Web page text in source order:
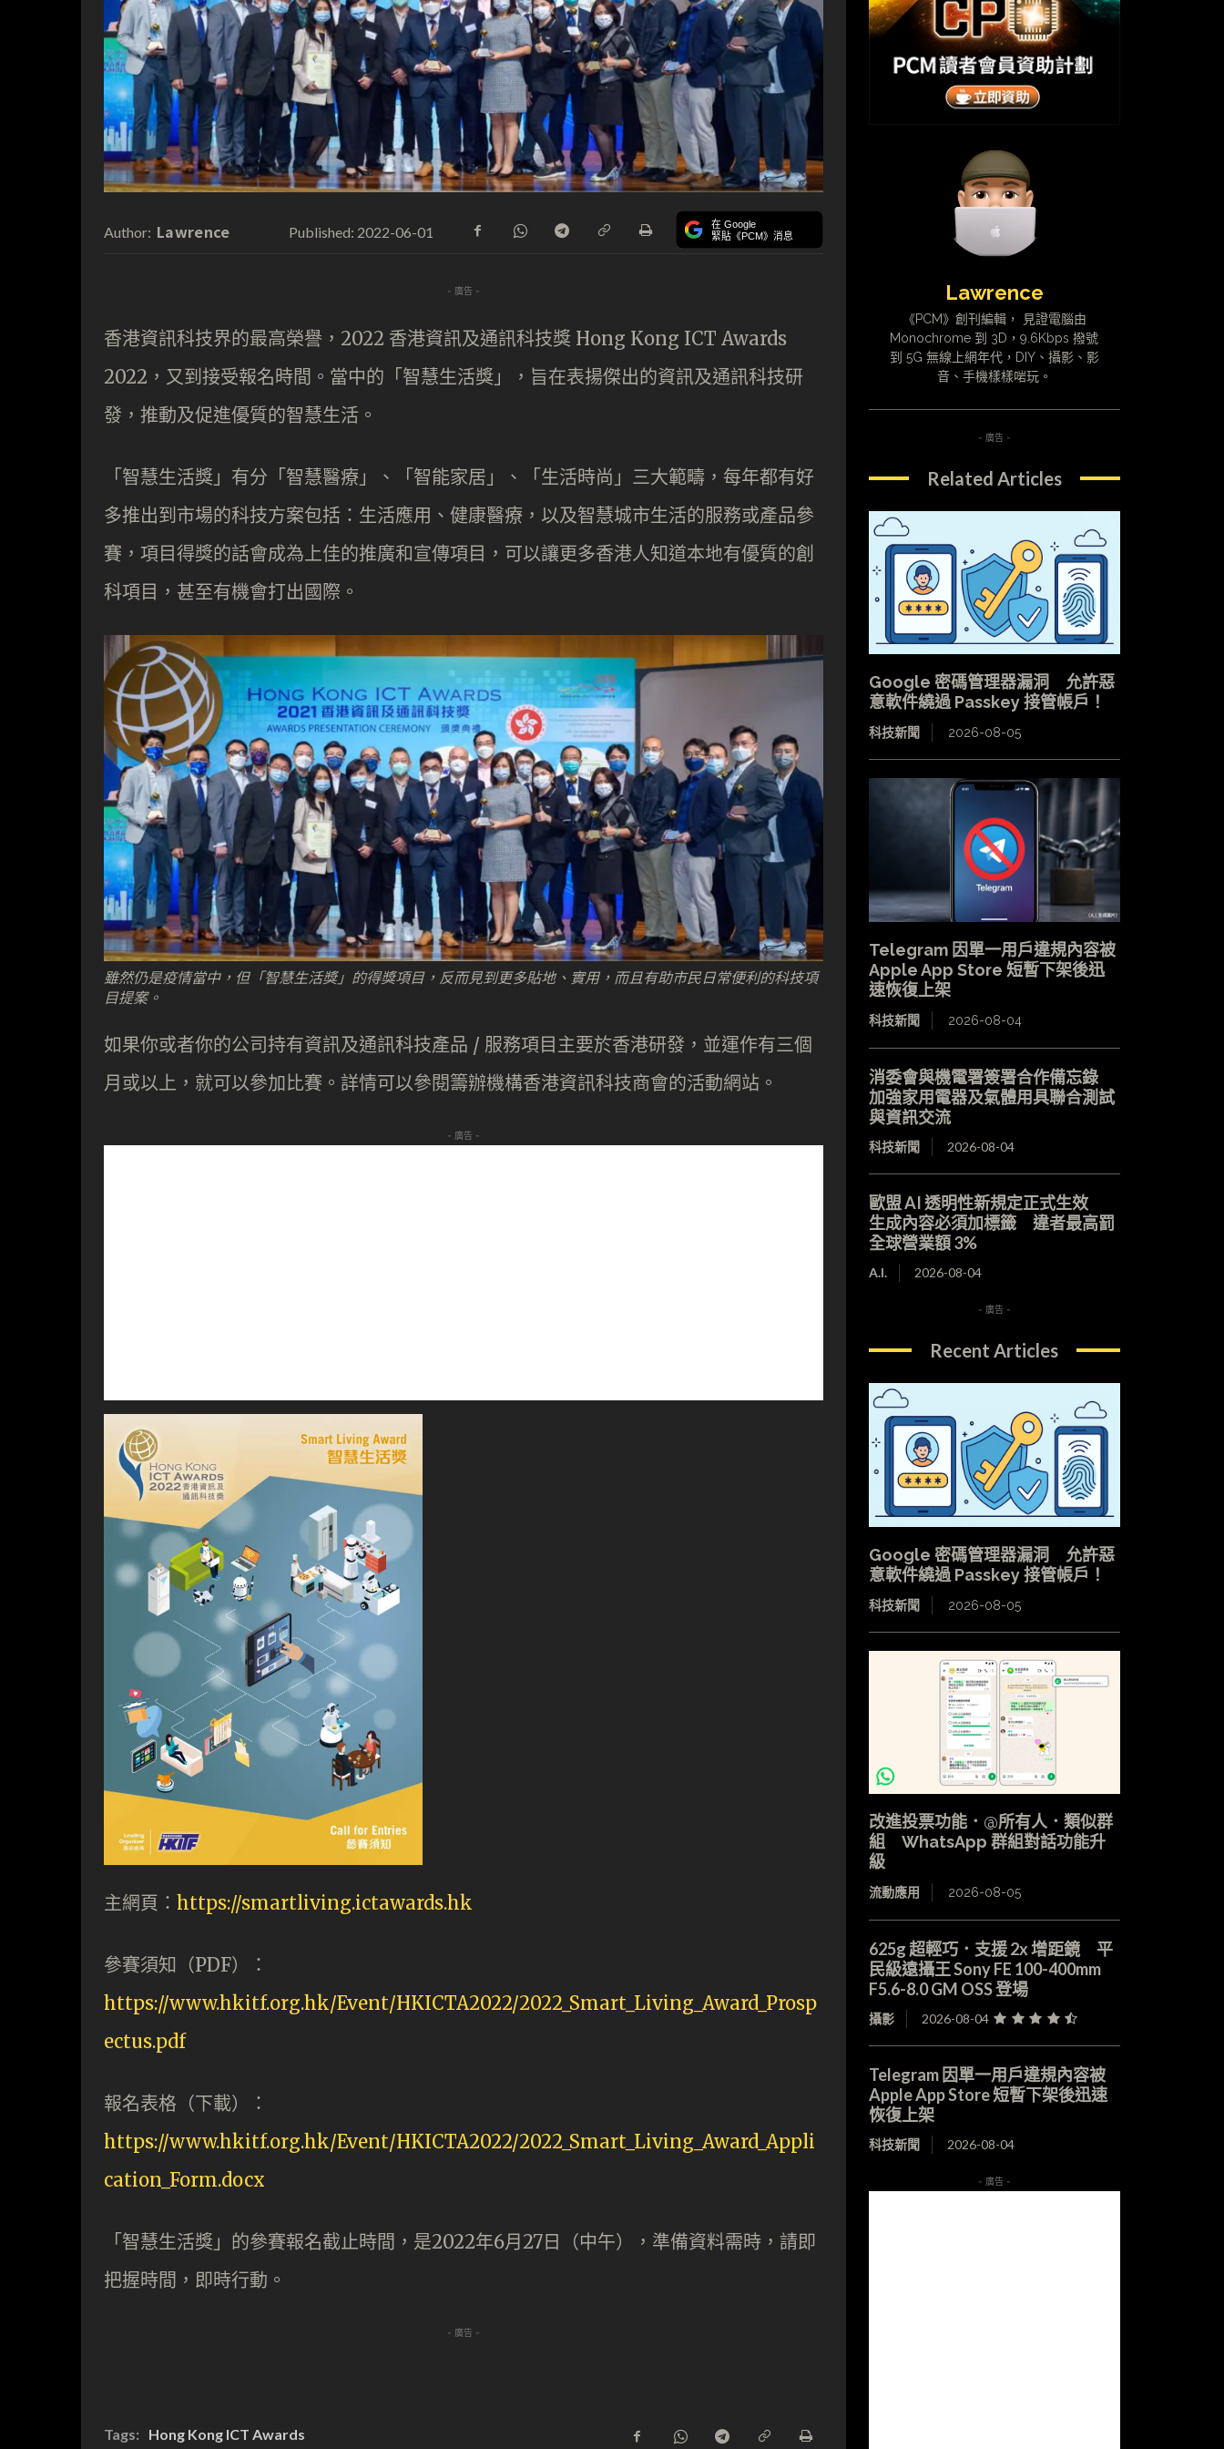
Author: Lawrence Published: 2022-06-01 在 Google
緊貼《PCM》消息
- 廣告 -
香港資訊科技界的最高榮譽，2022 香港資訊及通訊科技獎 Hong Kong ICT Awards
2022，又到接受報名時間。當中的「智慧生活獎」，旨在表揚傑出的資訊及通訊科技研
發，推動及促進優質的智慧生活。
「智慧生活獎」有分「智慧醫療」、「智能家居」、「生活時尚」三大範疇，每年都有好
多推出到市場的科技方案包括：生活應用、健康醫療，以及智慧城市生活的服務或產品參
賽，項目得獎的話會成為上佳的推廣和宣傳項目，可以讓更多香港人知道本地有優質的創
科項目，甚至有機會打出國際。
雖然仍是疫情當中，但「智慧生活獎」的得獎項目，反而見到更多貼地、實用，而且有助市民日常便利的科技項
目提案。
如果你或者你的公司持有資訊及通訊科技產品 / 服務項目主要於香港研發，並運作有三個
月或以上，就可以參加比賽。詳情可以參閱籌辦機構香港資訊科技商會的活動網站。
- 廣告 -
主網頁： https://smartliving.ictawards.hk
參賽須知（PDF）：
https://www.hkitf.org.hk/Event/HKICTA2022/2022_Smart_Living_Award_Prosp
ectus.pdf
報名表格（下載）：
https://www.hkitf.org.hk/Event/HKICTA2022/2022_Smart_Living_Award_Appli
cation_Form.docx
「智慧生活獎」的參賽報名截止時間，是2022年6月27日（中午），準備資料需時，請即
把握時間，即時行動。
- 廣告 -
Tags: Hong Kong ICT Awards
Lawrence
《PCM》創刊編輯， 見證電腦由
Monochrome 到 3D，9.6Kbps 撥號
到 5G 無線上網年代，DIY、攝影、影
音、手機樣樣啱玩。
- 廣告 -
Related Articles
Google 密碼管理器漏洞 允許惡
意軟件繞過 Passkey 接管帳戶！
科技新聞 2026-08-05
Telegram 因單一用戶違規內容被
Apple App Store 短暫下架後迅
速恢復上架
科技新聞 2026-08-04
消委會與機電署簽署合作備忘錄
加強家用電器及氣體用具聯合測試
與資訊交流
科技新聞 2026-08-04
歐盟 AI 透明性新規定正式生效
生成內容必須加標籤 違者最高罰
全球營業額 3%
A.I. 2026-08-04
- 廣告 -
Recent Articles
Google 密碼管理器漏洞 允許惡
意軟件繞過 Passkey 接管帳戶！
科技新聞 2026-08-05
改進投票功能．@所有人．類似群
組 WhatsApp 群組對話功能升
級
流動應用 2026-08-05
625g 超輕巧．支援 2x 增距鏡 平
民級遠攝王 Sony FE 100-400mm
F5.6-8.0 GM OSS 登場
攝影 2026-08-04
Telegram 因單一用戶違規內容被
Apple App Store 短暫下架後迅速
恢復上架
科技新聞 2026-08-04
- 廣告 -